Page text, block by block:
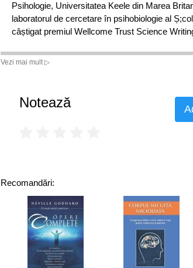
Psihologie, Universitatea Keele din Marea
laboratorul de cercetare în psihobiologie al
câștigat premiul Wellcome Trust Science
Vezi mai mult ▷
Notează
Recomandări: